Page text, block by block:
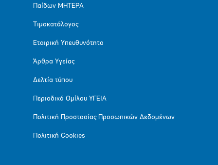
Παίδων ΜΗΤΕΡΑ
Τιμοκατάλογος
Εταιρική Υπευθυνότητα
Άρθρα Υγείας
Δελτία τύπου
Περιοδικά Ομίλου ΥΓΕΙΑ
Πολιτική Προστασίας Προσωπικών Δεδομένων
Πολιτική Cookies